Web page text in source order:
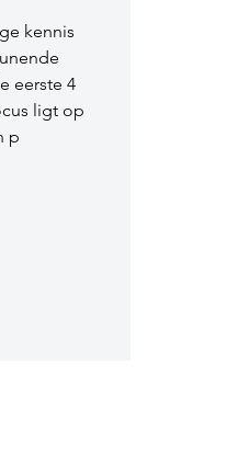
kennis
eerste 4
ligt op
p